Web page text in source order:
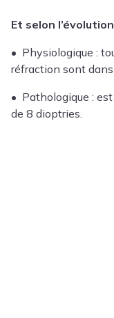
Et selon
• Physiologique :
réfraction sont
• Pathologique :
de 8 dioptries.